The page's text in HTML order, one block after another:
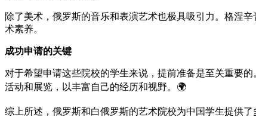
除了美术，俄罗斯的音乐和表演艺术也极具吸引力。格涅
术素养。
成功申请的关键
对于希望申请这些院校的学生来说，提前准备是至关重要
活动和展览，以丰富自己的经历和视野。🌍
综上所述，俄罗斯和白俄罗斯的艺术院校为中国学生提供